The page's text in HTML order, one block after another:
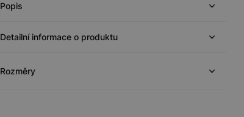
Popis
Detailní informace o produktu
Rozměry